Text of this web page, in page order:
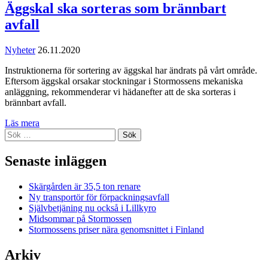
Äggskal ska sorteras som brännbart
avfall
Nyheter 26.11.2020
Instruktionerna för sortering av äggskal har ändrats på vårt område.
Eftersom äggskal orsakar stockningar i Stormossens mekaniska
anläggning, rekommenderar vi hädanefter att de ska sorteras i
brännbart avfall.
Läs mera
Sök
efter:
Senaste inläggen
Skärgården är 35,5 ton renare
Ny transportör för förpackningsavfall
Självbetjäning nu också i Lillkyro
Midsommar på Stormossen
Stormossens priser nära genomsnittet i Finland
Arkiv